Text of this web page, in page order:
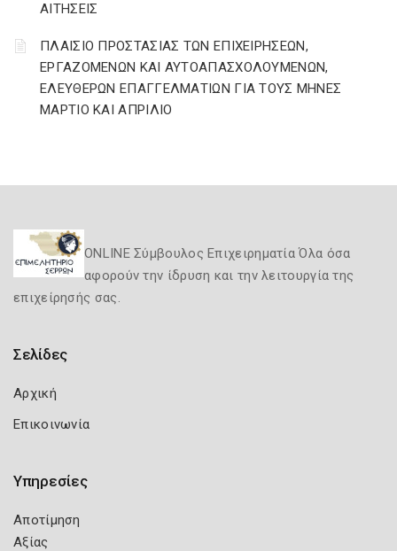
ΑΙΤΗΣΕΙΣ
ΠΛΑΙΣΙΟ ΠΡΟΣΤΑΣΙΑΣ ΤΩΝ ΕΠΙΧΕΙΡΗΣΕΩΝ,
ΕΡΓΑΖΟΜΕΝΩΝ ΚΑΙ ΑΥΤΟΑΠΑΣΧΟΛΟΥΜΕΝΩΝ,
ΕΛΕΥΘΕΡΩΝ ΕΠΑΓΓΕΛΜΑΤΙΩΝ ΓΙΑ ΤΟΥΣ ΜΗΝΕΣ
ΜΑΡΤΙΟ ΚΑΙ ΑΠΡΙΛΙΟ
ONLINE Σύμβουλος Επιχειρηματία Όλα όσα
αφορούν την ίδρυση και την λειτουργία της
επιχείρησής σας.
Σελίδες
Αρχική
Επικοινωνία
Υπηρεσίες
Αποτίμηση
Αξίας